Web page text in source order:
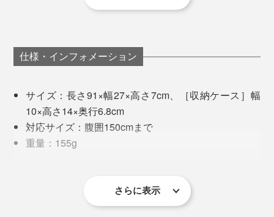
を押すとペチャンコにたためます。
直接口を付けなくてもいいから衛生的。家族やパートナ
ーとも気兼ねなく共用できるのも嬉しいポイントです。
オフィスや会議室、ダイニングのイスを即席で快適にで
きちゃいます。
丸洗いのお手入れはできませんが、汚れたらかたく絞っ
た濡れタオルなどで表面を拭き取ってください。
これを装着していると、姿勢がシャキッとして集中スイ
ッチが入る感覚になるのです。
仕様・インフォメーション
サイズ：長さ91×幅27×高さ7cm、［収納ケース］幅
10×高さ14×奥行6.8cm
対応サイズ：腹囲150cmまで
重量：155g
※本品は医療機器ではなく、病気の診断、治療、予防を目的とするものでは
※先の鋭利なもの、火気や熱を発するものとの接触を避けてください。
さらに表示